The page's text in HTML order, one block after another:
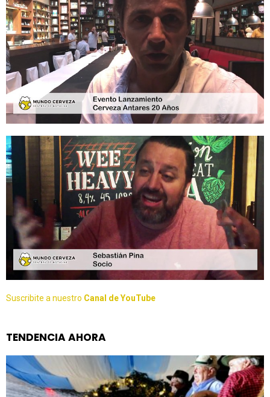
Suscribite a nuestro Canal de YouTube
TENDENCIA AHORA